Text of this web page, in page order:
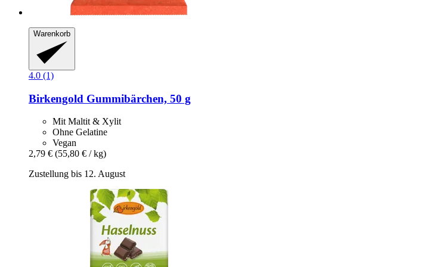
Warenkorb
4.0 (1)
Birkengold Gummibärchen, 50 g
Mit Maltit & Xylit
Ohne Gelatine
Vegan
2,79 € (55,80 € / kg)
Zustellung bis 12. August